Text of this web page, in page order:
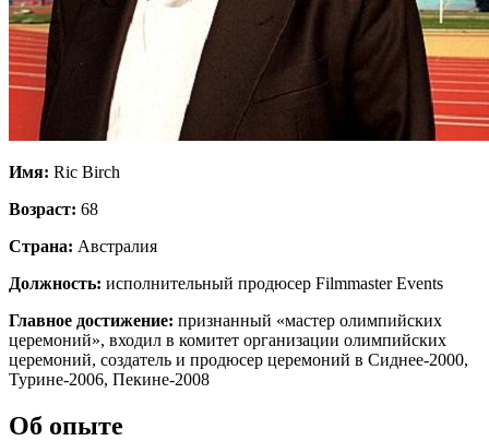
Имя: Ric Birch
Возраст: 68
Страна: Австралия
Должность: исполнительный продюсер Filmmaster Events
Главное достижение: признанный «мастер олимпийских
церемоний», входил в комитет организации олимпийских
церемоний, создатель и продюсер церемоний в Сиднее-2000,
Турине-2006, Пекине-2008
Об опыте